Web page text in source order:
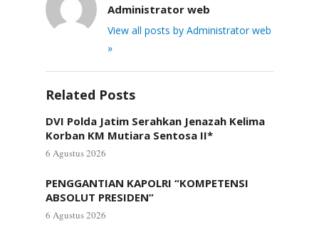
Administrator web
View all posts by Administrator web
»
Related Posts
DVI Polda Jatim Serahkan Jenazah Kelima
Korban KM Mutiara Sentosa II*
6 Agustus 2026
PENGGANTIAN KAPOLRI “KOMPETENSI
ABSOLUT PRESIDEN”
6 Agustus 2026